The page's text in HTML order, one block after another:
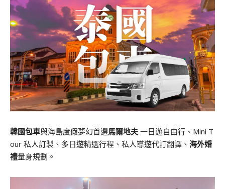
韓國包車與海島度假夢幻首選馬爾地夫 一日遊自由行、Mini T
our 私人訂製、多日遊精選行程、私人導遊代訂翻譯、 海外婚
禮量身規劃。